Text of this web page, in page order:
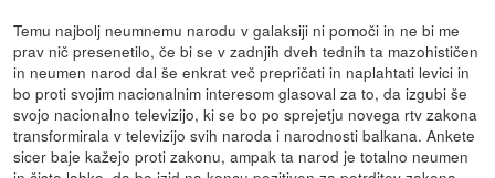
Temu najbolj neumnemu narodu v galaksiji ni pomoči in ne bi me
prav nič presenetilo, če bi se v zadnjih dveh tednih ta mazohističen
in neumen narod dal še enkrat več prepričati in naplahtati levici in
bo proti svojim nacionalnim interesom glasoval za to, da izgubi še
svojo nacionalno televizijo, ki se bo po sprejetju novega rtv zakona
transformirala v televizijo svih naroda i narodnosti balkana. Ankete
sicer baje kažejo proti zakonu, ampak ta narod je totalno neumen